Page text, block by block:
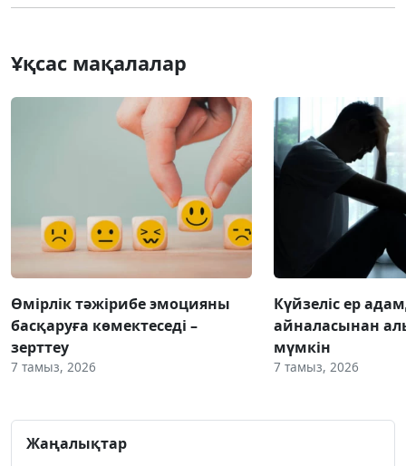
Ұқсас мақалалар
Өмірлік тәжірибе эмоцияны
басқаруға көмектеседі –
зерттеу
7 тамыз, 2026
Күйзеліс ер
айналасынан
мүмкін
7 тамыз, 2026
Жаңалықтар